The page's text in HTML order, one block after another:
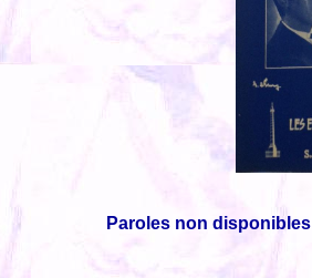
Paroles non disponibles